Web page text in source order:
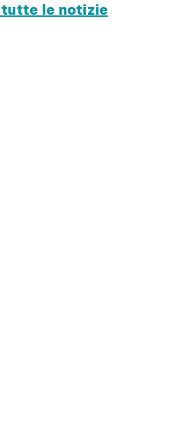
le notizie